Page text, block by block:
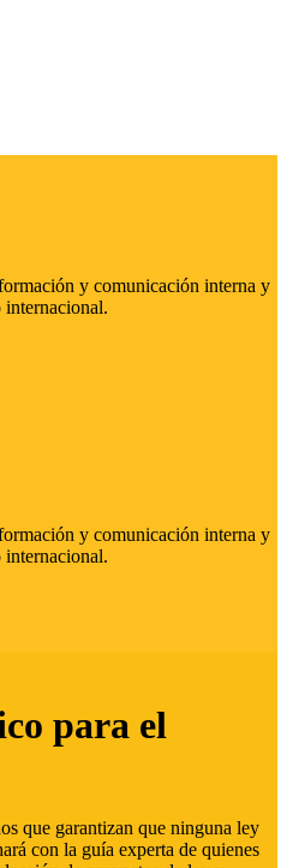
y comunicación interna y
internacional.
y comunicación interna y
internacional.
para el
que garantizan que ninguna ley
con la guía experta de quienes